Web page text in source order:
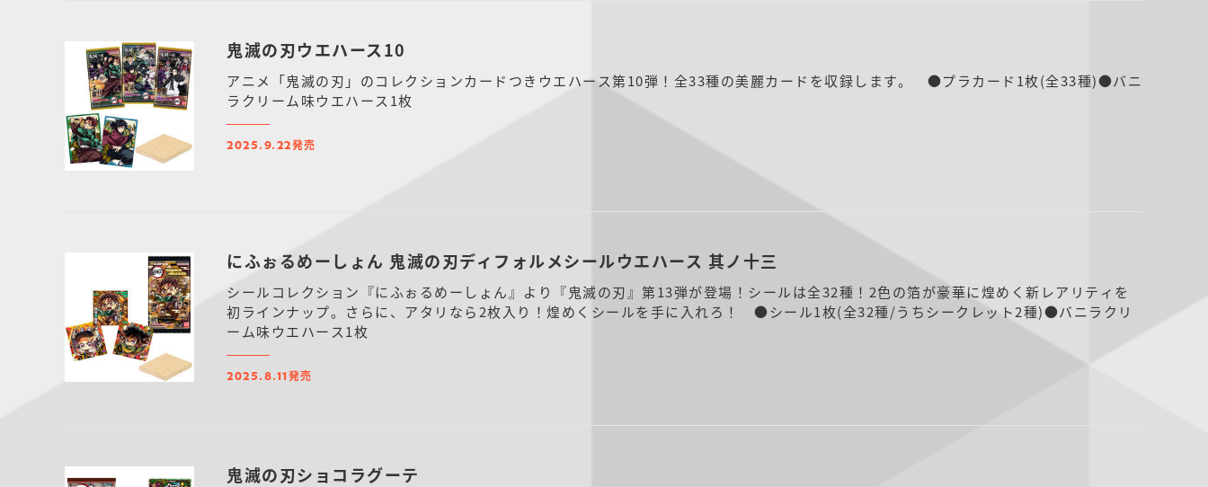
鬼滅の刃ウエハース10
アニメ「鬼滅の刃」のコレクションカードつきウエハース第10弾！全33種の美麗カードを収録します。 ●プラカード1枚(全33種)●バニ
ラクリーム味ウエハース1枚
2025.9.22発売
にふぉるめーしょん 鬼滅の刃ディフォルメシールウエハース 其ノ十三
シールコレクション『にふぉるめーしょん』より『鬼滅の刃』第13弾が登場！シールは全32種！2色の箔が豪華に煌めく新レアリティを
初ラインナップ。さらに、アタリなら2枚入り！煌めくシールを手に入れろ！ ●シール1枚(全32種/うちシークレット2種)●バニラクリ
ーム味ウエハース1枚
2025.8.11 発売
鬼滅の刃ショコラグーテ